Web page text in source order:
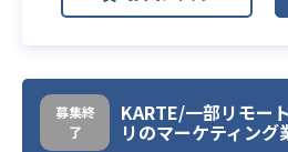
活用
果分
募集終
了
KARTE/一部リモー
リのマーケティング